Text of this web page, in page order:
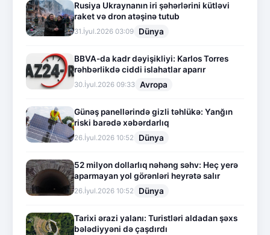
Rusiya Ukraynanın iri şəhərlərini kütləvi
raket və dron atəşinə tutub
31.İyul.2026 03:09 Dünya
BBVA-da kadr dəyişikliyi: Karlos Torres
rəhbərlikdə ciddi islahatlar aparır
30.İyul.2026 09:33 Avropa
Günəş panellərində gizli təhlükə: Yanğın
riski barədə xəbərdarlıq
26.İyul.2026 10:52 Dünya
52 milyon dollarlıq nəhəng səhv: Heç yerə
aparmayan yol görənləri heyrətə salır
26.İyul.2026 10:52 Dünya
Tarixi ərazi yalanı: Turistləri aldadan şəxs
bələdiyyəni də çaşdırdı